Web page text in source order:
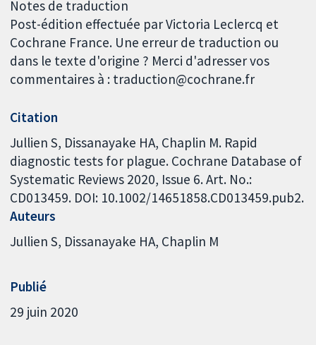
Notes de traduction
Post-édition effectuée par Victoria Leclercq et
Cochrane France. Une erreur de traduction ou
dans le texte d'origine ? Merci d'adresser vos
commentaires à : traduction@cochrane.fr
Citation
Jullien S, Dissanayake HA, Chaplin M. Rapid
diagnostic tests for plague. Cochrane Database of
Systematic Reviews 2020, Issue 6. Art. No.:
CD013459. DOI: 10.1002/14651858.CD013459.pub2.
Auteurs
Jullien S Dissanayake HA Chaplin M
Publié
29 juin 2020